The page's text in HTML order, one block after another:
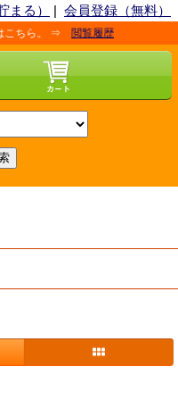
まる） | 会員登録（無料）
ら。 ⇒閲覧履歴